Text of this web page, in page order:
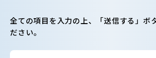
全ての項目を入力の上、「送信する」ボ
ださい。